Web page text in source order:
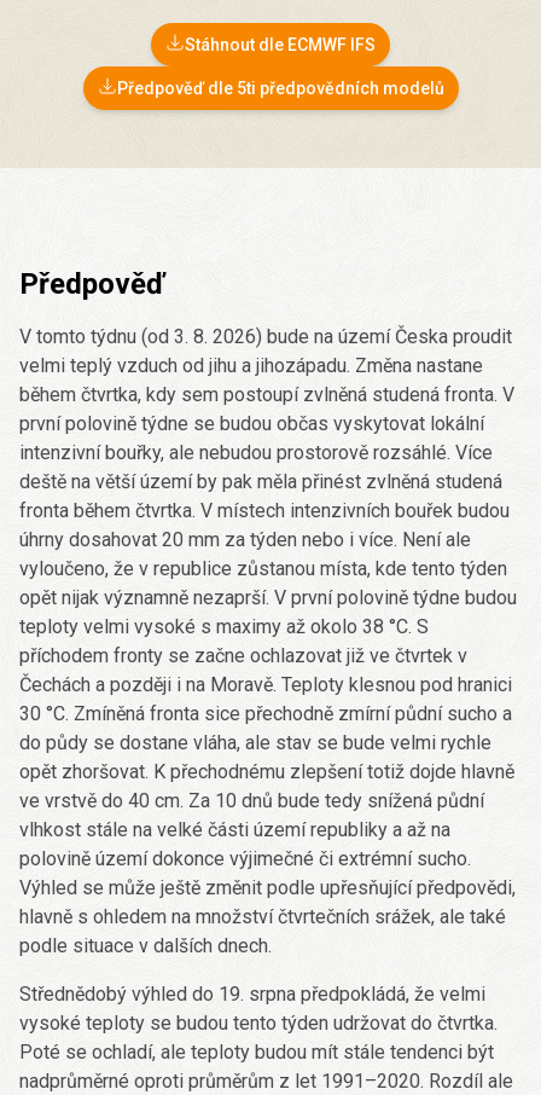
Stáhnout dle ECMWF IFS
Předpověď dle 5ti předpovědních modelů
Předpověď
V tomto týdnu (od 3. 8. 2026) bude na území Česka proudit
velmi teplý vzduch od jihu a jihozápadu. Změna nastane
během čtvrtka, kdy sem postoupí zvlněná studená fronta. V
první polovině týdne se budou občas vyskytovat lokální
intenzivní bouřky, ale nebudou prostorově rozsáhlé. Více
deště na větší území by pak měla přinést zvlněná studená
fronta během čtvrtka. V místech intenzivních bouřek budou
úhrny dosahovat 20 mm za týden nebo i více. Není ale
vyloučeno, že v republice zůstanou místa, kde tento týden
opět nijak významně nezaprší. V první polovině týdne budou
teploty velmi vysoké s maximy až okolo 38 °C. S
příchodem fronty se začne ochlazovat již ve čtvrtek v
Čechách a později i na Moravě. Teploty klesnou pod hranici
30 °C. Zmíněná fronta sice přechodně zmírní půdní sucho a
do půdy se dostane vláha, ale stav se bude velmi rychle
opět zhoršovat. K přechodnému zlepšení totiž dojde hlavně
ve vrstvě do 40 cm. Za 10 dnů bude tedy snížená půdní
vlhkost stále na velké části území republiky a až na
polovině území dokonce výjimečné či extrémní sucho.
Výhled se může ještě změnit podle upřesňující předpovědi,
hlavně s ohledem na množství čtvrtečních srážek, ale také
podle situace v dalších dnech.
Střednědobý výhled do 19. srpna předpokládá, že velmi
vysoké teploty se budou tento týden udržovat do čtvrtka.
Poté se ochladí, ale teploty budou mít stále tendenci být
nadprůměrné oproti průměrům z let 1991–2020. Rozdíl ale